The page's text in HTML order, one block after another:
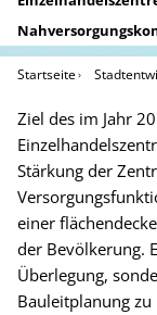
Startseite
Ziel des im Jahr
Stärkung der
einer
der Bevölkerung.
Überlegung,
Bauleitplanung